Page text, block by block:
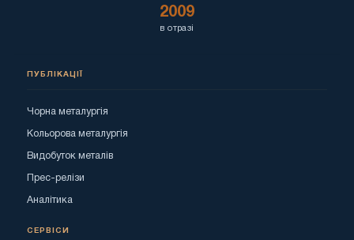
2009
в отразі
ПУБЛІКАЦІЇ
Чорна металургія
Кольорова металургія
Видобуток металів
Прес-релізи
Аналітика
СЕРВІСИ